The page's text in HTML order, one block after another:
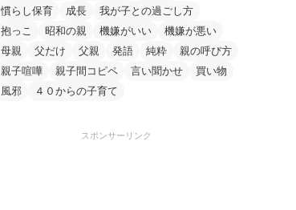
慣らし保育
成長
我が子との過ごし方
抱っこ
昭和の親 機嫌がいい
機嫌が悪い
母親
父だけ 父親 発語 純粋
親の呼び方
親子喧嘩
親子間コピペ 言い聞かせ
買い物
風邪
４０からの子育て
スポンサーリンク